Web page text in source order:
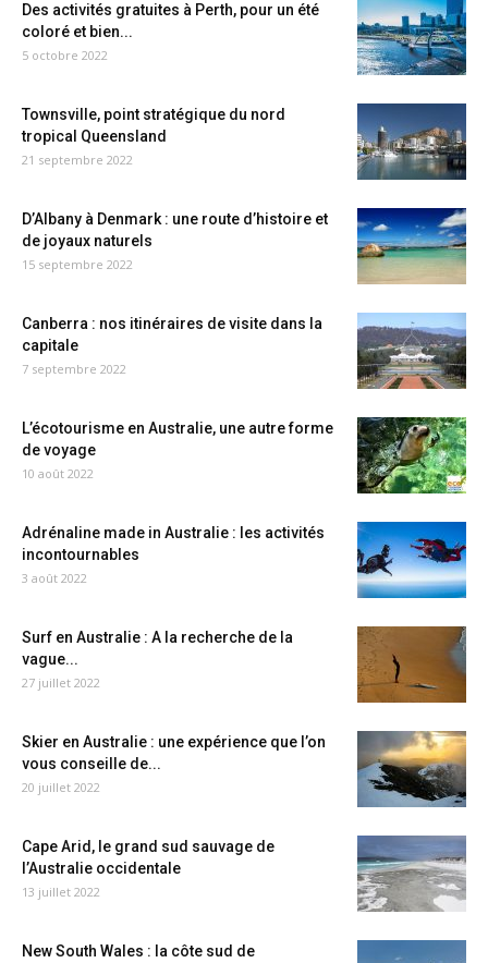
Des activités gratuites à Perth, pour un été
coloré et bien...
5 octobre 2022
Townsville, point stratégique du nord
tropical Queensland
21 septembre 2022
D’Albany à Denmark : une route d’histoire et
de joyaux naturels
15 septembre 2022
Canberra : nos itinéraires de visite dans la
capitale
7 septembre 2022
L’écotourisme en Australie, une autre forme
de voyage
10 août 2022
Adrénaline made in Australie : les activités
incontournables
3 août 2022
Surf en Australie : A la recherche de la
vague...
27 juillet 2022
Skier en Australie : une expérience que l’on
vous conseille de...
20 juillet 2022
Cape Arid, le grand sud sauvage de
l’Australie occidentale
13 juillet 2022
New South Wales : la côte sud de